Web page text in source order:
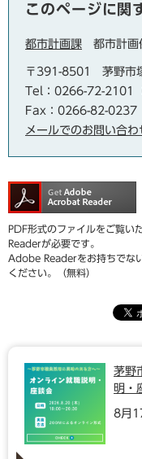
このページに関
都市計画課 都市計画
〒391-8501
茅野市
Tel：0266-72-2101
Fax：0266-82-0237
メールでのお問い合わ
PDF形式のファイルをご覧
Readerが必要です。
Adobe Readerをお持ちでな
ください。（無料）
茅野
明・
8月